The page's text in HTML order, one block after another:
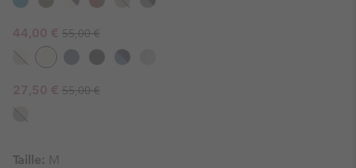
Sale price:
44,00 € Regular price:
55,00 €
Sale price:
27,50 € Regular price:
55,00 €
Taille: M